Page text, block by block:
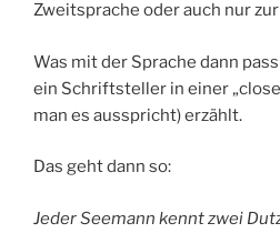
Zweitsprache oder auch nur
Was mit der Sprache dann
ein Schriftsteller in einer
man es ausspricht) erzählt.
Das geht dann so:
Jeder Seemann kennt zwei